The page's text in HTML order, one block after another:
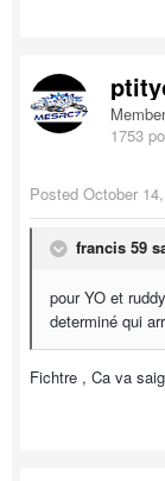
1753
Posted October
francis 59
pour YO et
determiné qui
Fichtre , Ca va